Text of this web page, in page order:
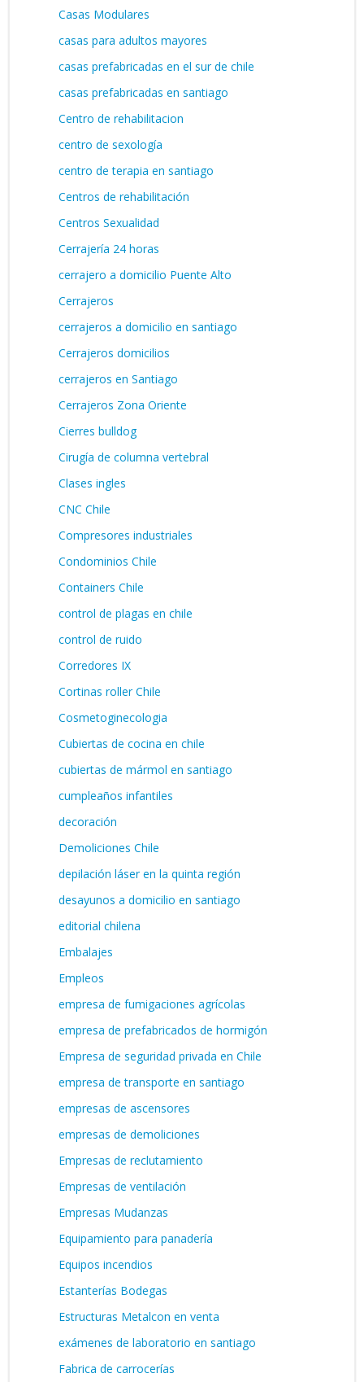
Casas Modulares
casas para adultos mayores
casas prefabricadas en el sur de chile
casas prefabricadas en santiago
Centro de rehabilitacion
centro de sexología
centro de terapia en santiago
Centros de rehabilitación
Centros Sexualidad
Cerrajería 24 horas
cerrajero a domicilio Puente Alto
Cerrajeros
cerrajeros a domicilio en santiago
Cerrajeros domicilios
cerrajeros en Santiago
Cerrajeros Zona Oriente
Cierres bulldog
Cirugía de columna vertebral
Clases ingles
CNC Chile
Compresores industriales
Condominios Chile
Containers Chile
control de plagas en chile
control de ruido
Corredores IX
Cortinas roller Chile
Cosmetoginecologia
Cubiertas de cocina en chile
cubiertas de mármol en santiago
cumpleaños infantiles
decoración
Demoliciones Chile
depilación láser en la quinta región
desayunos a domicilio en santiago
editorial chilena
Embalajes
Empleos
empresa de fumigaciones agrícolas
empresa de prefabricados de hormigón
Empresa de seguridad privada en Chile
empresa de transporte en santiago
empresas de ascensores
empresas de demoliciones
Empresas de reclutamiento
Empresas de ventilación
Empresas Mudanzas
Equipamiento para panadería
Equipos incendios
Estanterías Bodegas
Estructuras Metalcon en venta
exámenes de laboratorio en santiago
Fabrica de carrocerías